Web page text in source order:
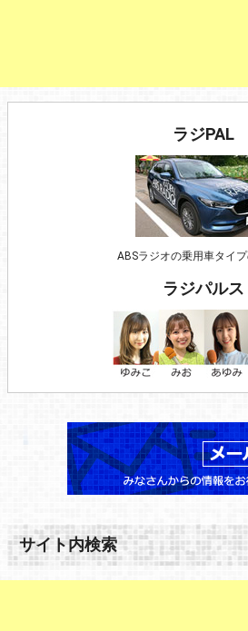
ラジPAL
ABSラジオの乗用車タイ
ラジパルス
サイト内検索